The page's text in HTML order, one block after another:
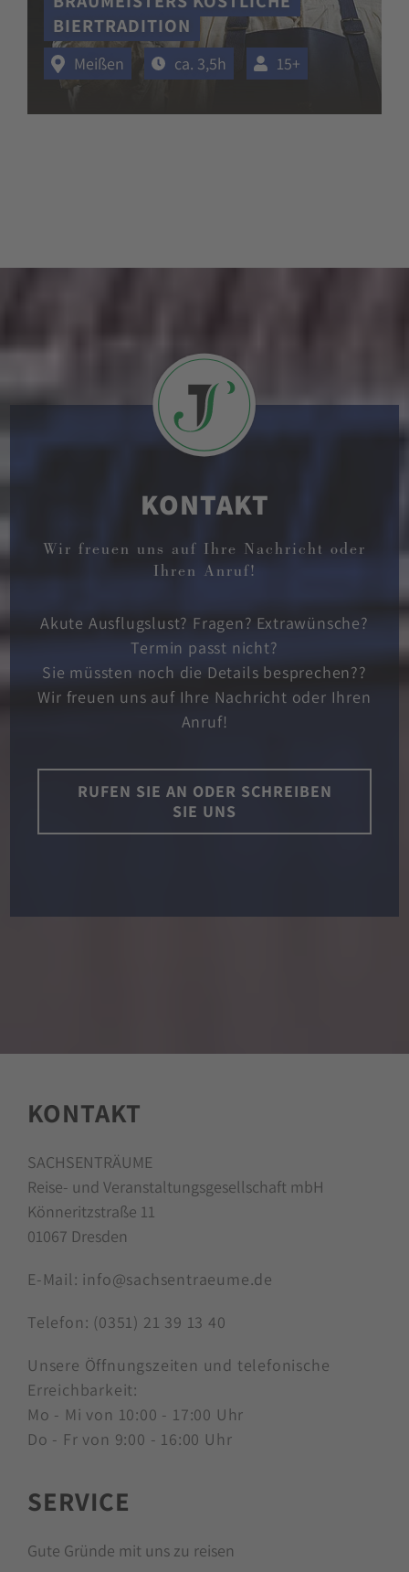
BIERTRADITION
Meißen ca. 3,5h 15+
KONTAKT
Wir freuen uns auf Ihre Nachricht oder
Ihren Anruf!
Akute Ausflugslust? Fragen? Extrawünsche?
Termin passt nicht?
Sie müssten noch die Details besprechen??
Wir freuen uns auf Ihre Nachricht oder Ihren
Anruf!
RUFEN SIE AN ODER SCHREIBEN
SIE UNS
KONTAKT
SACHSENTRÄUME
Reise- und Veranstaltungsgesellschaft mbH
Könneritzstraße 11
01067 Dresden
E-Mail: info@sachsentraeume.de
Telefon: (0351) 21 39 13 40
Unsere Öffnungszeiten und telefonische
Erreichbarkeit:
Mo - Mi von 10:00 - 17:00 Uhr
Do - Fr von 9:00 - 16:00 Uhr
SERVICE
Gute Gründe mit uns zu reisen